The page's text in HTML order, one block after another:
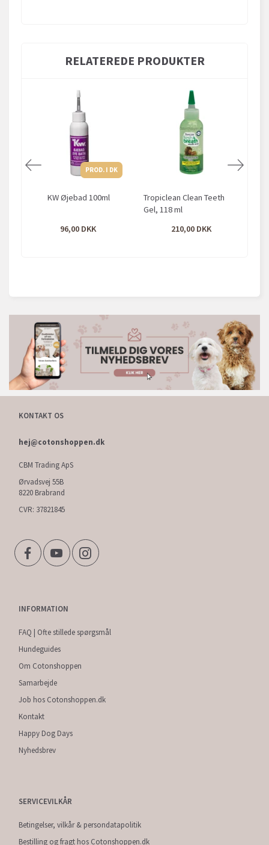
RELATEREDE PRODUKTER
PROD. I DK
KW Øjebad 100ml
96,00
Tropiclean Clean Teeth
Gel, 118 ml
210,00
KONTAKT OS
hej@cotonshoppen.dk
CBM Trading ApS
Ørvadsvej 55B
8220 Brabrand
CVR: 37821845
INFORMATION
FAQ | Ofte stillede spørgsmål
Hundeguides
Om Cotonshoppen
Samarbejde
Job hos Cotonshoppen.dk
Kontakt
Happy Dog Days
Nyhedsbrev
SERVICEVILKÅR
Betingelser, vilkår & persondatapolitik
Bestilling og fragt hos Cotonshoppen.dk